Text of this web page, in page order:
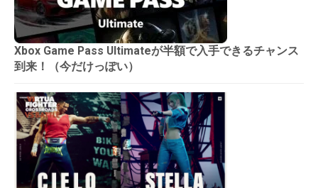
Xbox Game Pass Ultimateが半額で入手できるチャンス
到来！（今だけっぽい）